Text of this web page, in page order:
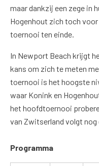
maar dankzij een zege in
Hogenhout zich toch
toernooi ten einde.
In Newport Beach krijgt
kans om zich te meten
toernooi is het hoogste
waar Konink en
het hoofdtoernooi
van Zwitserland volgt
Programma